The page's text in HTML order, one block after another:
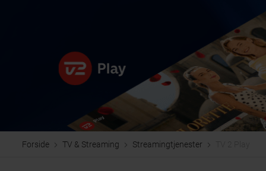
Forside TV & Streaming Streamingtjenester